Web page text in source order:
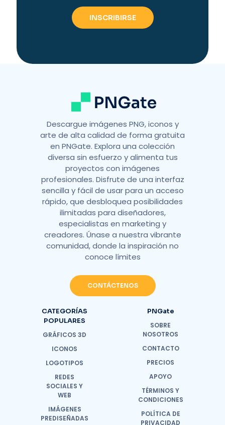
Descargue imágenes PNG, iconos y
arte de alta calidad de forma gratuita
en PNGate. Explora una colección
diversa sin esfuerzo y alimenta tus
proyectos con imágenes
profesionales. Disfrute de una interfaz
sencilla y fácil de usar para un acceso
rápido, que desbloquea posibilidades
ilimitadas para diseñadores,
especialistas en marketing y
creadores. Únase a nuestra vibrante
comunidad, donde la inspiración no
conoce límites
CONTÁCTENOS
CATEGORÍAS
POPULARES
GRÁFICOS 3D
ICONOS
LOGOTIPOS
REDES
SOCIALES Y
WEB
IMÁGENES
PREDISEÑADAS
PNGate
SOBRE
NOSOTROS
CONTACTO
PRECIOS
APOYO
TÉRMINOS Y
CONDICIONES
POLÍTICA DE
PRIVACIDAD